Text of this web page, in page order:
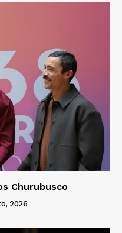
Churubusco
2026